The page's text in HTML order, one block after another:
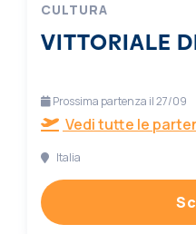
CULTURA
VITTORIALE
Prossima partenza il 27/09
Vedi tutte le
Italia